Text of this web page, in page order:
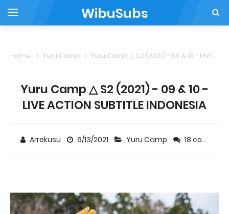
WibuSubs
Home Yuru Camp Yuru Camp △ S2 (2021) - 09 & 10 - LIVE ACTION SUBTITLE INDONESIA
Yuru Camp △ S2 (2021) - 09 & 10 -
LIVE ACTION SUBTITLE INDONESIA
Arrekusu 6/13/2021 Yuru Camp 18 comments